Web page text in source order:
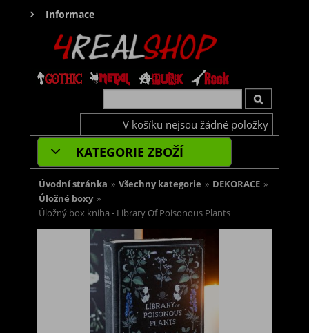
Informace
V košíku nejsou žádné položky
KATEGORIE ZBOŽÍ
Úvodní stránka » Všechny kategorie » DEKORACE »
Úložné boxy »
Úložný box kniha - Library Of Poisonous Plants